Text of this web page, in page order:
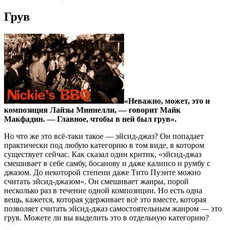
Грув
«Неважно, может, это и
композиция Лайзы Миннелли, — говорит Майк
Макфадин. — Главное, чтобы в ней был грув».
Но что же это всё-таки такое — эйсид-джаз? Он попадает
практически под любую категорию в том виде, в котором
существует сейчас. Как сказал один критик, «эйсид-джаз
смешивает в себе самбу, босанову и даже калипсо и румбу с
джазом. До некоторой степени даже Тито Пуэнте можно
считать эйсид-джазом». Он смешивает жанры, порой
несколько раз в течение одной композиции. Но есть одна
вещь, кажется, которая удерживает всё это вместе, которая
позволяет считать эйсид-джаз самостоятельным жанром — это
грув. Можете ли вы выделить это в отдельную категорию?